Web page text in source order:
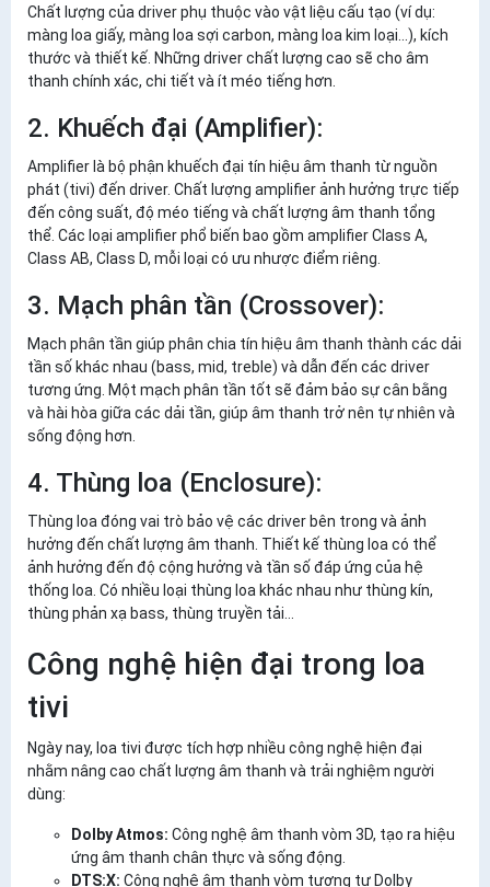
Chất lượng của driver phụ thuộc vào vật liệu cấu tạo (ví dụ:
màng loa giấy, màng loa sợi carbon, màng loa kim loại...), kích
thước và thiết kế. Những driver chất lượng cao sẽ cho âm
thanh chính xác, chi tiết và ít méo tiếng hơn.
2. Khuếch đại (Amplifier):
Amplifier là bộ phận khuếch đại tín hiệu âm thanh từ nguồn
phát (tivi) đến driver. Chất lượng amplifier ảnh hưởng trực tiếp
đến công suất, độ méo tiếng và chất lượng âm thanh tổng
thể. Các loại amplifier phổ biến bao gồm amplifier Class A,
Class AB, Class D, mỗi loại có ưu nhược điểm riêng.
3. Mạch phân tần (Crossover):
Mạch phân tần giúp phân chia tín hiệu âm thanh thành các dải
tần số khác nhau (bass, mid, treble) và dẫn đến các driver
tương ứng. Một mạch phân tần tốt sẽ đảm bảo sự cân bằng
và hài hòa giữa các dải tần, giúp âm thanh trở nên tự nhiên và
sống động hơn.
4. Thùng loa (Enclosure):
Thùng loa đóng vai trò bảo vệ các driver bên trong và ảnh
hưởng đến chất lượng âm thanh. Thiết kế thùng loa có thể
ảnh hưởng đến độ cộng hưởng và tần số đáp ứng của hệ
thống loa. Có nhiều loại thùng loa khác nhau như thùng kín,
thùng phản xạ bass, thùng truyền tải…
Công nghệ hiện đại trong loa
tivi
Ngày nay, loa tivi được tích hợp nhiều công nghệ hiện đại
nhằm nâng cao chất lượng âm thanh và trải nghiệm người
dùng:
Dolby Atmos: Công nghệ âm thanh vòm 3D, tạo ra hiệu
ứng âm thanh chân thực và sống động.
DTS:X: Công nghệ âm thanh vòm tương tự Dolby